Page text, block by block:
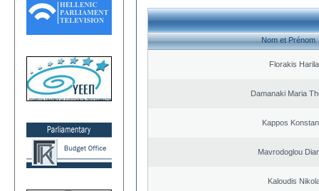
Nom et Prénom
Florakis
Damanaki Maria
Kappos
Mavrodoglou
Kaloudis